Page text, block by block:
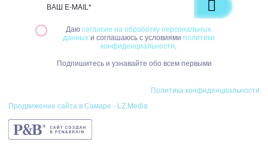
Даюсогласие на обработку персональных
данныхи соглашаюсь с условиями политики
конфиденциальности.
Подпишитесь и узнавайте обо всем первыми
Политика конфиденциальности
Продвижение сайта в Самаре - LZ.Media